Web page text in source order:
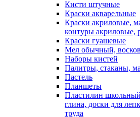
Кисти штучные
Краски акварельные
Краски акриловые,
контуры акриловые,
Краски гуашевые
Мел обычный,
Наборы кистей
Палитры, стаканы,
Пастель
Планшеты
Пластилин
глина, доски для
труда